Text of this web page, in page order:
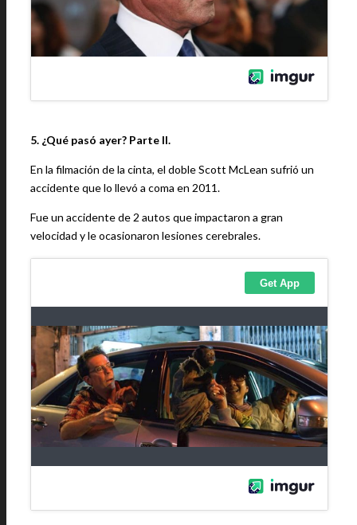
5. ¿Qué pasó ayer? Parte II.
En la filmación de la cinta, el doble Scott McLean sufrió un
accidente que lo llevó a coma en 2011.
Fue un accidente de 2 autos que impactaron a gran
velocidad y le ocasionaron lesiones cerebrales.